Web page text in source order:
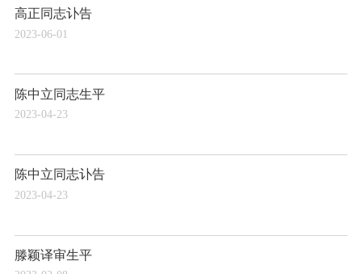
高正同志讣告
2023-06-01
陈中立同志生平
2023-04-23
陈中立同志讣告
2023-04-23
滕颖译审生平